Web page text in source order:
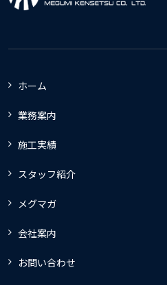
ホーム
業務案内
施工実績
スタッフ紹介
メグマガ
会社案内
お問い合わせ